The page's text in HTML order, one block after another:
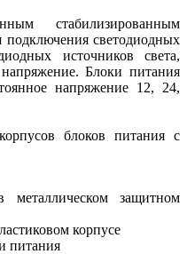
стабилизированным
подключения светодиодных
источников света,
Блоки питания
напряжение 12, 24,
блоков питания с
защитном
корпусе
питания